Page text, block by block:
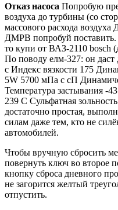
Отказ насоса Попробую
воздуха до турбины (со
массового расхода
ДМРВ попробуй поставить.
то купи от ВАЗ-2110 bosch
По поводу елм-327: он даст
c Индекс вязкости 175
5W 5700 мПа с сП
Температура застывания -
239 C Сульфатная
достаточно простая,
силам даже тем, кто не
автомобилей.
Чтобы вручную сбросить
повернуть ключ во второе
кнопку сброса дневного
не загорится желтый
отпустить.